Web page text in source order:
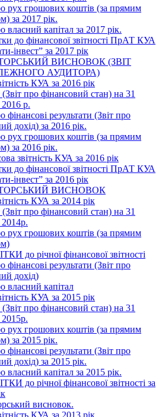
рух грошових коштів (за прямим
за 2017 рік.
власний капітал за 2017 рік.
до фінансової звітності ПрАТ КУА
інвест” за 2017 рік
ВИСНОВОК (ЗВІТ
АУДИТОРА)
КУА за 2016 рік
про фінансовий стан) на 31
р.
фінансові результати (Звіт про
дохід) за 2016 рік.
рух грошових коштів (за прямим
за 2016 рік.
звітність КУА за 2016 рік
до фінансової звітності ПрАТ КУА
інвест” за 2016 рік
ВИСНОВОК
КУА за 2014 рік
про фінансовий стан) на 31
рух грошових коштів (за прямим
до річної фінансової звітності
фінансові результати (Звіт про
дохід)
власний капітал
КУА за 2015 рік
про фінансовий стан) на 31
рух грошових коштів (за прямим
за 2015 рік.
фінансові результати (Звіт про
дохід) за 2015 рік.
власний капітал за 2015 рік.
до річної фінансової звітності за
висновок.
КУА за 2013 рік